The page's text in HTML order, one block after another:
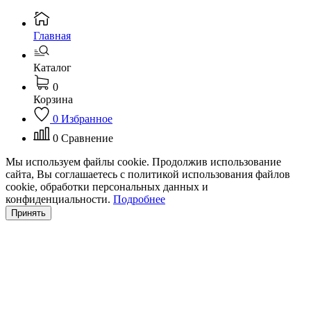
Главная
Каталог
0
Корзина
0 Избранное
0 Сравнение
Мы используем файлы cookie. Продолжив использование
сайта, Вы соглашаетесь с политикой использования файлов
cookie, обработки персональных данных и
конфиденциальности. Подробнее
Принять